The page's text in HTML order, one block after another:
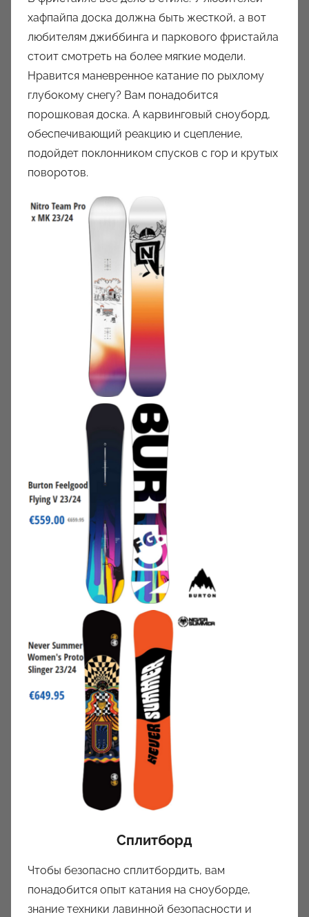
хафпайпа доска должна быть жесткой, а вот
любителям джиббинга и паркового фристайла
стоит смотреть на более мягкие модели.
Нравится маневренное катание по рыхлому
глубокому снегу? Вам понадобится
порошковая доска. А карвинговый сноуборд,
обеспечивающий реакцию и сцепление,
подойдет поклонником спусков с гор и крутых
поворотов.
Сплитборд
Чтобы безопасно сплитбордить, вам
понадобится опыт катания на сноуборде,
знание техники лавинной безопасности и